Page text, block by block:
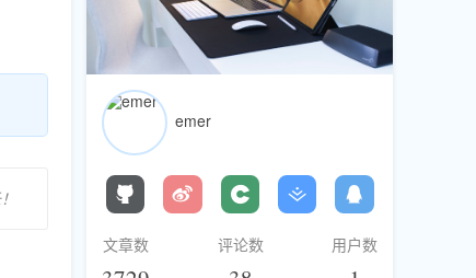
emer
文章数 评论数 用户数